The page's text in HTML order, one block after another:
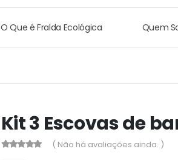
O Que é Fralda Ecológica Quem
Kit 3 Escovas de
( Não há avaliações ainda. )